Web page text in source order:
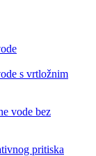
s vrtložnim
vode bez
pritiska